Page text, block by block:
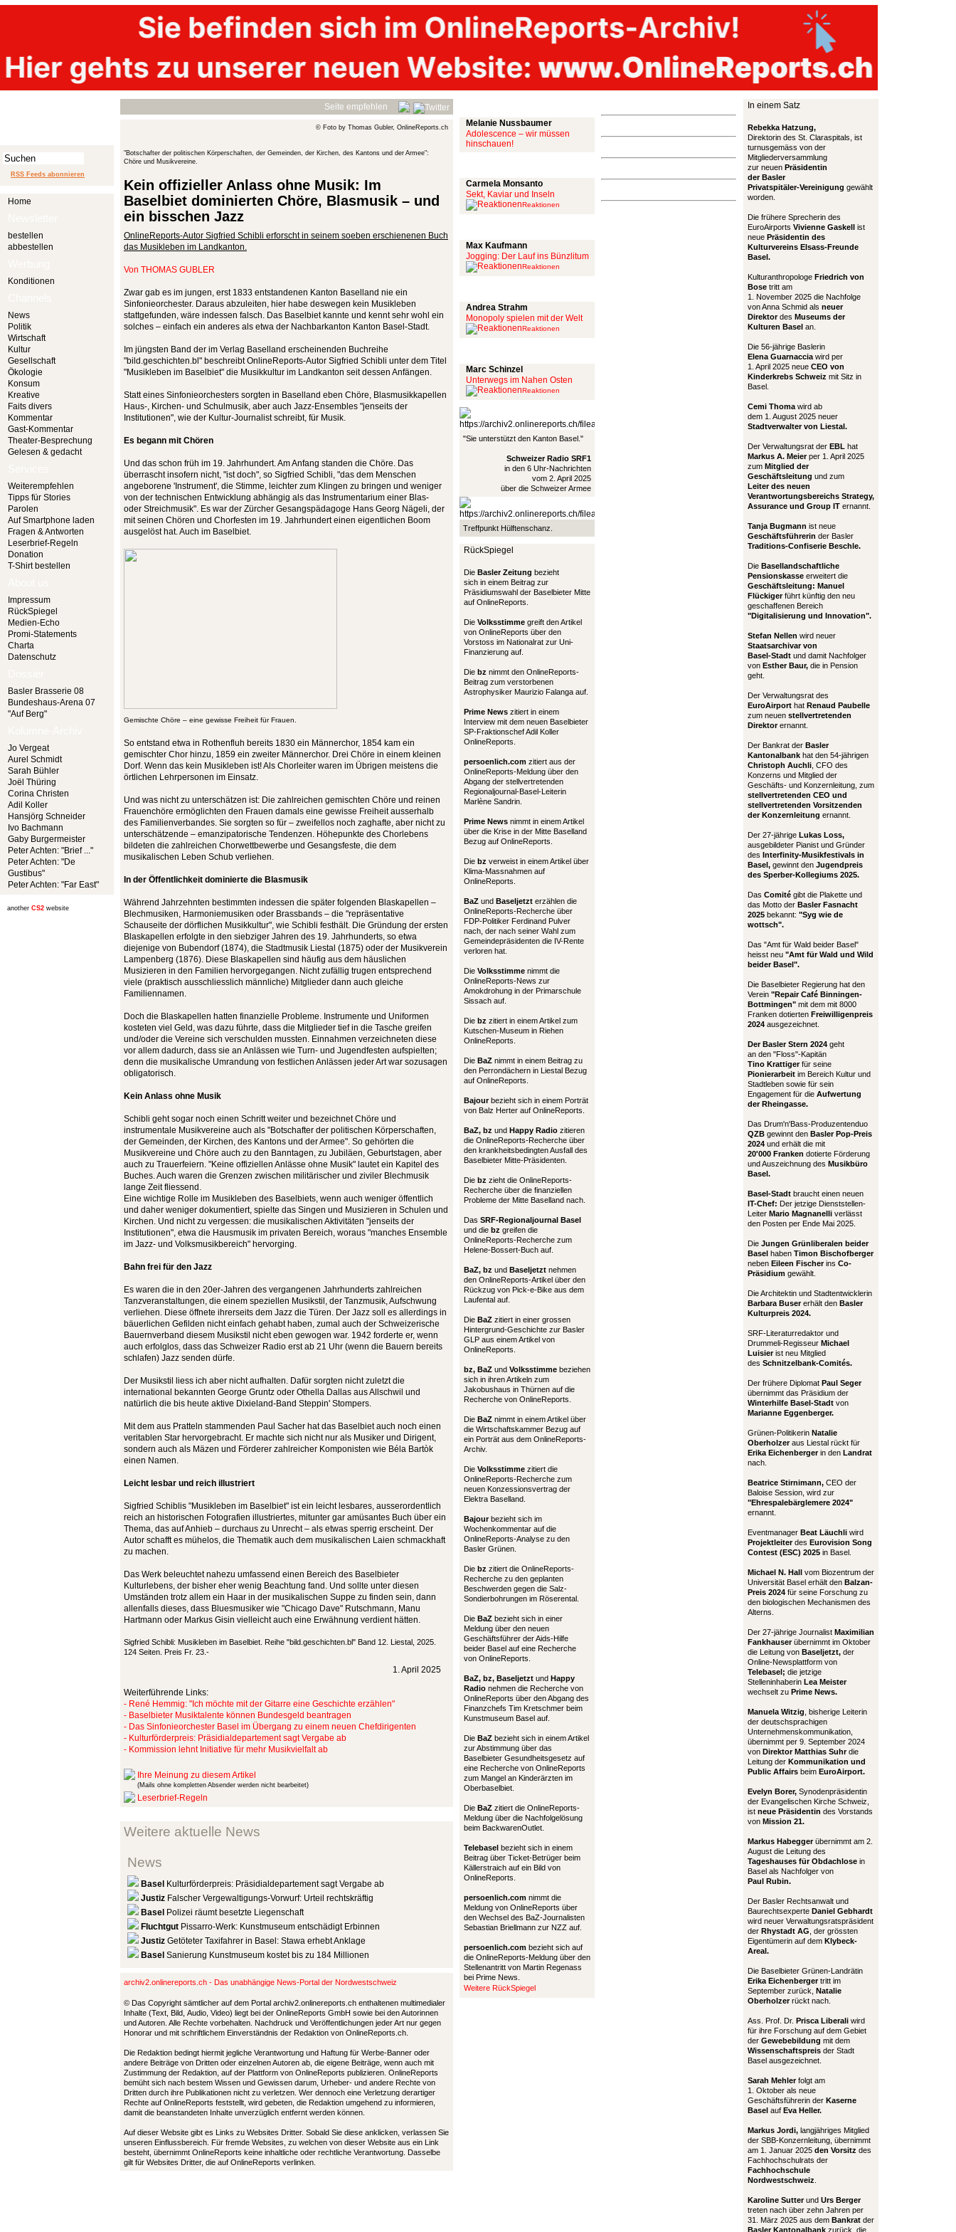
RSS Feeds abonnieren
Home
bestellen
abbestellen
Konditionen
News
Politik
Wirtschaft
Kultur
Gesellschaft
Ökologie
Konsum
Kreative
Faits divers
Kommentar
Gast-Kommentar
Theater-Besprechung
Gelesen & gedacht
Weiterempfehlen
Tipps für Stories
Parolen
Auf Smartphone laden
Fragen & Antworten
Leserbrief-Regeln
Donation
T-Shirt bestellen
Impressum
RückSpiegel
Medien-Echo
Promi-Statements
Charta
Datenschutz
Basler Brasserie 08
Bundeshaus-Arena 07
"Auf Berg"
Jo Vergeat
Aurel Schmidt
Sarah Bühler
Joël Thüring
Corina Christen
Adil Koller
Hansjörg Schneider
Ivo Bachmann
Gaby Burgermeister
Peter Achten: "Brief ..."
Peter Achten: "De
Gustibus"
Peter Achten: "Far East"
another CS2 website
Seite empfehlen
© Foto by Thomas Gubler, OnlineReports.ch
"Botschafter der politischen Körperschaften, der Gemeinden, der Kirchen, des Kantons und der Armee":
Chöre und Musikvereine.
Kein offizieller Anlass ohne Musik: Im
Baselbiet dominierten Chöre, Blasmusik – und
ein bisschen Jazz
OnlineReports-Autor Sigfried Schibli erforscht in seinem soeben erschienenen Buch
das Musikleben im Landkanton.
Von THOMAS GUBLER
Zwar gab es im jungen, erst 1833 entstandenen Kanton Baselland nie ein
Sinfonieorchester. Daraus abzuleiten, hier habe deswegen kein Musikleben
stattgefunden, wäre indessen falsch. Das Baselbiet kannte und kennt sehr wohl ein
solches – einfach ein anderes als etwa der Nachbarkanton Kanton Basel-Stadt.
Im jüngsten Band der im Verlag Baselland erscheinenden Buchreihe
"bild.geschichten.bl" beschreibt OnlineReports-Autor Sigfried Schibli unter dem Titel
"Musikleben im Baselbiet" die Musikkultur im Landkanton seit dessen Anfängen.
Statt eines Sinfonieorchesters sorgten in Baselland eben Chöre, Blasmusikkapellen
Haus-, Kirchen- und Schulmusik, aber auch Jazz-Ensembles "jenseits der
Institutionen", wie der Kultur-Journalist schreibt, für Musik.
Es begann mit Chören
Und das schon früh im 19. Jahrhundert. Am Anfang standen die Chöre. Das
überrascht insofern nicht, "ist doch", so Sigfried Schibli, "das dem Menschen
angeborene 'Instrument', die Stimme, leichter zum Klingen zu bringen und weniger
von der technischen Entwicklung abhängig als das Instrumentarium einer Blas-
oder Streichmusik". Es war der Zürcher Gesangspädagoge Hans Georg Nägeli, der
mit seinen Chören und Chorfesten im 19. Jahrhundert einen eigentlichen Boom
ausgelöst hat. Auch im Baselbiet.
Gemischte Chöre – eine gewisse Freiheit für Frauen.
So entstand etwa in Rothenfluh bereits 1830 ein Männerchor, 1854 kam ein
gemischter Chor hinzu, 1859 ein zweiter Männerchor. Drei Chöre in einem kleinen
Dorf. Wenn das kein Musikleben ist! Als Chorleiter waren im Übrigen meistens die
örtlichen Lehrpersonen im Einsatz.
Und was nicht zu unterschätzen ist: Die zahlreichen gemischten Chöre und reinen
Frauenchöre ermöglichten den Frauen damals eine gewisse Freiheit ausserhalb
des Familienverbandes. Sie sorgten so für – zweifellos noch zaghafte, aber nicht zu
unterschätzende – emanzipatorische Tendenzen. Höhepunkte des Chorlebens
bildeten die zahlreichen Chorwettbewerbe und Gesangsfeste, die dem
musikalischen Leben Schub verliehen.
In der Öffentlichkeit dominierte die Blasmusik
Während Jahrzehnten bestimmten indessen die später folgenden Blaskapellen –
Blechmusiken, Harmoniemusiken oder Brassbands – die "repräsentative
Schauseite der dörflichen Musikkultur", wie Schibli festhält. Die Gründung der ersten
Blaskapellen erfolgte in den siebziger Jahren des 19. Jahrhunderts, so etwa
diejenige von Bubendorf (1874), die Stadtmusik Liestal (1875) oder der Musikverein
Lampenberg (1876). Diese Blaskapellen sind häufig aus dem häuslichen
Musizieren in den Familien hervorgegangen. Nicht zufällig trugen entsprechend
viele (praktisch ausschliesslich männliche) Mitglieder dann auch gleiche
Familiennamen.
Doch die Blaskapellen hatten finanzielle Probleme. Instrumente und Uniformen
kosteten viel Geld, was dazu führte, dass die Mitglieder tief in die Tasche greifen
und/oder die Vereine sich verschulden mussten. Einnahmen verzeichneten diese
vor allem dadurch, dass sie an Anlässen wie Turn- und Jugendfesten aufspielten;
denn die musikalische Umrandung von festlichen Anlässen jeder Art war sozusagen
obligatorisch.
Kein Anlass ohne Musik
Schibli geht sogar noch einen Schritt weiter und bezeichnet Chöre und
instrumentale Musikvereine auch als "Botschafter der politischen Körperschaften,
der Gemeinden, der Kirchen, des Kantons und der Armee". So gehörten die
Musikvereine und Chöre auch zu den Banntagen, zu Jubiläen, Geburtstagen, aber
auch zu Trauerfeiern. "Keine offiziellen Anlässe ohne Musik" lautet ein Kapitel des
Buches. Auch waren die Grenzen zwischen militärischer und ziviler Blechmusik
lange Zeit fliessend.
Eine wichtige Rolle im Musikleben des Baselbiets, wenn auch weniger öffentlich
und daher weniger dokumentiert, spielte das Singen und Musizieren in Schulen und
Kirchen. Und nicht zu vergessen: die musikalischen Aktivitäten "jenseits der
Institutionen", etwa die Hausmusik im privaten Bereich, woraus "manches Ensemble
im Jazz- und Volksmusikbereich" hervorging.
Bahn frei für den Jazz
Es waren die in den 20er-Jahren des vergangenen Jahrhunderts zahlreichen
Tanzveranstaltungen, die einem speziellen Musikstil, der Tanzmusik, Aufschwung
verliehen. Diese öffnete ihrerseits dem Jazz die Türen. Der Jazz soll es allerdings in
bäuerlichen Gefilden nicht einfach gehabt haben, zumal auch der Schweizerische
Bauernverband diesem Musikstil nicht eben gewogen war. 1942 forderte er, wenn
auch erfolglos, dass das Schweizer Radio erst ab 21 Uhr (wenn die Bauern bereits
schlafen) Jazz senden dürfe.
Der Musikstil liess ich aber nicht aufhalten. Dafür sorgten nicht zuletzt die
international bekannten George Gruntz oder Othella Dallas aus Allschwil und
natürlich die bis heute aktive Dixieland-Band Steppin' Stompers.
Mit dem aus Pratteln stammenden Paul Sacher hat das Baselbiet auch noch einen
veritablen Star hervorgebracht. Er machte sich nicht nur als Musiker und Dirigent,
sondern auch als Mäzen und Förderer zahlreicher Komponisten wie Béla Bartòk
einen Namen.
Leicht lesbar und reich illustriert
Sigfried Schiblis "Musikleben im Baselbiet" ist ein leicht lesbares, ausserordentlich
reich an historischen Fotografien illustriertes, mitunter gar amüsantes Buch über ein
Thema, das auf Anhieb – durchaus zu Unrecht – als etwas sperrig erscheint. Der
Autor schafft es mühelos, die Thematik auch dem musikalischen Laien schmackhaft
zu machen.
Das Werk beleuchtet nahezu umfassend einen Bereich des Baselbieter
Kulturlebens, der bisher eher wenig Beachtung fand. Und sollte unter diesen
Umständen trotz allem ein Haar in der musikalischen Suppe zu finden sein, dann
allenfalls dieses, dass Bluesmusiker wie "Chicago Dave" Rutschmann, Manu
Hartmann oder Markus Gisin vielleicht auch eine Erwähnung verdient hätten.
Sigfried Schibli: Musikleben im Baselbiet. Reihe "bild.geschichten.bl" Band 12. Liestal, 2025.
124 Seiten. Preis Fr. 23.-
1. April 2025
Weiterführende Links:
- René Hemmig: "Ich möchte mit der Gitarre eine Geschichte erzählen"
- Baselbieter Musiktalente können Bundesgeld beantragen
- Das Sinfonieorchester Basel im Übergang zu einem neuen Chefdirigenten
- Kulturförderpreis: Präsidialdepartement sagt Vergabe ab
- Kommission lehnt Initiative für mehr Musikvielfalt ab
Ihre Meinung zu diesem Artikel
(Mails ohne kompletten Absender werden nicht bearbeitet)
Leserbrief-Regeln
Weitere aktuelle News
News
Basel Kulturförderpreis: Präsidialdepartement sagt Vergabe ab
Justiz Falscher Vergewaltigungs-Vorwurf: Urteil rechtskräftig
Basel Polizei räumt besetzte Liegenschaft
Fluchtgut Pissarro-Werk: Kunstmuseum entschädigt Erbinnen
Justiz Getöteter Taxifahrer in Basel: Stawa erhebt Anklage
Basel Sanierung Kunstmuseum kostet bis zu 184 Millionen
archiv2.onlinereports.ch - Das unabhängige News-Portal der Nordwestschweiz
© Das Copyright sämtlicher auf dem Portal archiv2.onlinereports.ch enthaltenen multimedialer
Inhalte (Text, Bild, Audio, Video) liegt bei der OnlineReports GmbH sowie bei den Autorinnen
und Autoren. Alle Rechte vorbehalten. Nachdruck und Veröffentlichungen jeder Art nur gegen
Honorar und mit schriftlichem Einverständnis der Redaktion von OnlineReports.ch.
Die Redaktion bedingt hiermit jegliche Verantwortung und Haftung für Werbe-Banner oder
andere Beiträge von Dritten oder einzelnen Autoren ab, die eigene Beiträge, wenn auch mit
Zustimmung der Redaktion, auf der Plattform von OnlineReports publizieren. OnlineReports
bemüht sich nach bestem Wissen und Gewissen darum, Urheber- und andere Rechte von
Dritten durch ihre Publikationen nicht zu verletzen. Wer dennoch eine Verletzung derartiger
Rechte auf OnlineReports feststellt, wird gebeten, die Redaktion umgehend zu informieren,
damit die beanstandeten Inhalte unverzüglich entfernt werden können.
Auf dieser Website gibt es Links zu Websites Dritter. Sobald Sie diese anklicken, verlassen Sie
unseren Einflussbereich. Für fremde Websites, zu welchen von dieser Website aus ein Link
besteht, übernimmt OnlineReports keine inhaltliche oder rechtliche Verantwortung. Dasselbe
gilt für Websites Dritter, die auf OnlineReports verlinken.
Melanie Nussbaumer
Adolescence – wir müssen
hinschauen!
Carmela Monsanto
Sekt, Kaviar und Inseln
Reaktionen
Max Kaufmann
Jogging: Der Lauf ins Bünzlitum
Reaktionen
Andrea Strahm
Monopoly spielen mit der Welt
Reaktionen
Marc Schinzel
Unterwegs im Nahen Osten
Reaktionen
"Sie unterstützt den Kanton Basel."
Schweizer Radio SRF1
in den 6 Uhr-Nachrichten
vom 2. April 2025
über die Schweizer Armee
Treffpunkt Hülftenschanz.
RückSpiegel
Die Basler Zeitung bezieht
sich in einem Beitrag zur
Präsidiumswahl der Baselbieter Mitte
auf OnlineReports.
Die Volksstimme greift den Artikel
von OnlineReports über den
Vorstoss im Nationalrat zur Uni-
Finanzierung auf.
Die bz nimmt den OnlineReports-
Beitrag zum verstorbenen
Astrophysiker Maurizio Falanga auf.
Prime News zitiert in einem
Interview mit dem neuen Baselbieter
SP-Fraktionschef Adil Koller
OnlineReports.
persoenlich.com zitiert aus der
OnlineReports-Meldung über den
Abgang der stellvertretenden
Regionaljournal-Basel-Leiterin
Marlène Sandrin.
Prime News nimmt in einem Artikel
über die Krise in der Mitte Baselland
Bezug auf OnlineReports.
Die bz verweist in einem Artikel über
Klima-Massnahmen auf
OnlineReports.
BaZ und Baseljetzt erzählen die
OnlineReports-Recherche über
FDP-Politiker Ferdinand Pulver
nach, der nach seiner Wahl zum
Gemeindepräsidenten die IV-Rente
verloren hat.
Die Volksstimme nimmt die
OnlineReports-News zur
Amokdrohung in der Primarschule
Sissach auf.
Die bz zitiert in einem Artikel zum
Kutschen-Museum in Riehen
OnlineReports.
Die BaZ nimmt in einem Beitrag zu
den Perrondächern in Liestal Bezug
auf OnlineReports.
Bajourbezieht sich in einem Porträt
von Balz Herter auf OnlineReports.
BaZ, bz und Happy Radio zitieren
die OnlineReports-Recherche über
den krankheitsbedingten Ausfall des
Baselbieter Mitte-Präsidenten.
Die bz zieht die OnlineReports-
Recherche über die finanziellen
Probleme der Mitte Baselland nach.
Das SRF-Regionaljournal Basel
und die bz greifen die
OnlineReports-Recherche zum
Helene-Bossert-Buch auf.
BaZ, bz und Baseljetzt nehmen
den OnlineReports-Artikel über den
Rückzug von Pick-e-Bike aus dem
Laufental auf.
Die BaZ zitiert in einer grossen
Hintergrund-Geschichte zur Basler
GLP aus einem Artikel von
OnlineReports.
bz, BaZ und Volksstimme beziehen
sich in ihren Artikeln zum
Jakobushaus in Thürnen auf die
Recherche von OnlineReports.
Die BaZ nimmt in einem Artikel über
die Wirtschaftskammer Bezug auf
ein Porträt aus dem OnlineReports-
Archiv.
Die Volksstimme zitiert die
OnlineReports-Recherche zum
neuen Konzessionsvertrag der
Elektra Baselland.
Bajourbezieht sich im
Wochenkommentar auf die
OnlineReports-Analyse zu den
Basler Grünen.
Die bz zitiert die OnlineReports-
Recherche zu den geplanten
Beschwerden gegen die Salz-
Sondierbohrungen im Röserental.
Die BaZ bezieht sich in einer
Meldung über den neuen
Geschäftsführer der Aids-Hilfe
beider Basel auf eine Recherche
von OnlineReports.
BaZ, bz, Baseljetzt und Happy
Radio nehmen die Recherche von
OnlineReports über den Abgang des
Finanzchefs Tim Kretschmer beim
Kunstmuseum Basel auf.
Die BaZ bezieht sich in einem Artikel
zur Abstimmung über das
Baselbieter Gesundheitsgesetz auf
eine Recherche von OnlineReports
zum Mangel an Kinderärzten im
Oberbaselbiet.
Die BaZ zitiert die OnlineReports-
Meldung über die Nachfolgelösung
beim BackwarenOutlet.
Telebasel bezieht sich in einem
Beitrag über Ticket-Betrüger beim
Källerstraich auf ein Bild von
OnlineReports.
persoenlich.com nimmt die
Meldung von OnlineReports über
den Wechsel des BaZ-Journalisten
Sebastian Briellmann zur NZZ auf.
persoenlich.com bezieht sich auf
die OnlineReports-Meldung über den
Stellenantritt von Martin Regenass
bei Prime News.
Weitere RückSpiegel
In einem Satz
Rebekka Hatzung,
Direktorin des St. Claraspitals, ist
turnusgemäss von der
Mitgliederversammlung
zur neuen Präsidentin
der Basler
Privatspitäler-Vereinigung gewählt
worden.
Die frühere Sprecherin des
EuroAirports Vivienne Gaskell ist
neue Präsidentin des
Kulturvereins Elsass-Freunde
Basel.
Kulturanthropologe Friedrich von
Bose tritt am
1. November 2025 die Nachfolge
von Anna Schmid als neuer
Direktordes Museums der
Kulturen Basel an.
Die 56-jährige Baslerin
Elena Guarnaccia wird per
1. April 2025 neue CEO von
Kinderkrebs Schweiz mit Sitz in
Basel.
Cemi Thoma wird ab
dem 1. August 2025 neuer
Stadtverwalter von Liestal.
Der Verwaltungsrat der EBL hat
Markus A. Meierper 1. April 2025
zum Mitglied der
Geschäftsleitung und zum
Leiter des neuen
Verantwortungsbereichs Strategy,
Assurance und Group IT ernannt.
Tanja Bugmann ist neue
Geschäftsführerin der Basler
Traditions-Confiserie Beschle.
Die Basellandschaftliche
Pensionskasse erweitert die
Geschäftsleitung: Manuel
Flückigerführt künftig den neu
geschaffenen Bereich
"Digitalisierung und Innovation".
Stefan Nellen wird neuer
Staatsarchivar von
Basel-Stadt und damit Nachfolger
von Esther Baur, die in Pension
geht.
Der Verwaltungsrat des
EuroAirport hat Renaud Paubelle
zum neuen stellvertretenden
Direktorernannt.
Der Bankrat der Basler
Kantonalbank hat den 54-jährigen
Christoph Auchli , CFO des
Konzerns und Mitglied der
Geschäfts- und Konzernleitung, zum
stellvertretenden CEO und
stellvertretenden Vorsitzenden
der Konzernleitung ernannt.
Der 27-jährige Lukas Loss,
ausgebildeter Pianist und Gründer
des Interfinity-Musikfestivals in
Basel, gewinnt den Jugendpreis
des Sperber-Kollegiums 2025.
Das Comité gibt die Plakette und
das Motto der Basler Fasnacht
2025 bekannt: "Syg wie de
wottsch".
Das "Amt für Wald beider Basel"
heisst neu "Amt für Wald und Wild
beider Basel".
Die Baselbieter Regierung hat den
Verein "Repair Café Binningen-
Bottmingen" mit dem mit 8000
Franken dotierten Freiwilligenpreis
2024 ausgezeichnet.
Der Basler Stern 2024 geht
an den "Floss"-Kapitän
Tino Krattigerfür seine
Pionierarbeit im Bereich Kultur und
Stadtleben sowie für sein
Engagement für die Aufwertung
der Rheingasse.
Das Drum'n'Bass-Produzentenduo
QZB gewinnt den Basler Pop-Preis
2024 und erhält die mit
20'000 Franken dotierte Förderung
und Auszeichnung des Musikbüro
Basel.
Basel-Stadt braucht einen neuen
IT-Chef: Der jetzige Dienststellen-
Leiter Mario Magnanelli verlässt
den Posten per Ende Mai 2025.
Die Jungen Grünliberalen beider
Basel haben Timon Bischofberger
neben Eileen Fischerins Co-
Präsidium gewählt.
Die Architektin und Stadtentwicklerin
Barbara Busererhält den Basler
Kulturpreis 2024.
SRF-Literaturredaktor und
Drummeli-Regisseur Michael
Luisierist neu Mitglied
des Schnitzelbank-Comités.
Der frühere Diplomat Paul Seger
übernimmt das Präsidium der
Winterhilfe Basel-Stadt von
Marianne Eggenberger.
Grünen-Politikerin Natalie
Oberholzeraus Liestal rückt für
Erika Eichenbergerin den Landrat
nach.
Beatrice Stirnimann, CEO der
Baloise Session, wird zur
"Ehrespalebärglemere 2024"
ernannt.
Eventmanager Beat Läuchli wird
Projektleiterdes Eurovision Song
Contest (ESC) 2025 in Basel.
Michael N. Hall vom Biozentrum der
Universität Basel erhält den Balzan-
Preis 2024 für seine Forschung zu
den biologischen Mechanismen des
Alterns.
Der 27-jährige Journalist Maximilian
Fankhauserübernimmt im Oktober
die Leitung von Baseljetzt, der
Online-Newsplattform von
Telebasel; die jetzige
Stelleninhaberin Lea Meister
wechselt zu Prime News.
Manuela Witzig , bisherige Leiterin
der deutschsprachigen
Unternehmenskommunikation,
übernimmt per 9. September 2024
von Direktor Matthias Suhrdie
Leitung der Kommunikation und
Public Affairs beim EuroAirport.
Evelyn Borer, Synodenpräsidentin
der Evangelischen Kirche Schweiz,
ist neue Präsidentin des Vorstands
von Mission 21.
Markus Habeggerübernimmt am 2.
August die Leitung des
Tageshauses für Obdachlose in
Basel als Nachfolger von
Paul Rubin.
Der Basler Rechtsanwalt und
Baurechtsexperte Daniel Gebhardt
wird neuer Verwaltungsratspräsident
der Rhystadt AG , der grössten
Eigentümerin auf dem Klybeck-
Areal.
Die Baselbieter Grünen-Landrätin
Erika Eichenbergertritt im
September zurück, Natalie
Oberholzerrückt nach.
Ass. Prof. Dr. Prisca Liberali wird
für ihre Forschung auf dem Gebiet
der Gewebebildung mit dem
Wissenschaftspreis der Stadt
Basel ausgezeichnet.
Sarah Mehlerfolgt am
1. Oktober als neue
Geschäftsführerin der Kaserne
Basel auf Eva Heller.
Markus Jordi, langjähriges Mitglied
der SBB-Konzernleitung, übernimmt
am 1. Januar 2025 den Vorsitz des
Fachhochschulrats der
Fachhochschule
Nordwestschweiz
Karoline Sutterund Urs Berger
treten nach über zehn Jahren per
31. März 2025 aus dem Bankrat der
Basler Kantonalbank zurück, die